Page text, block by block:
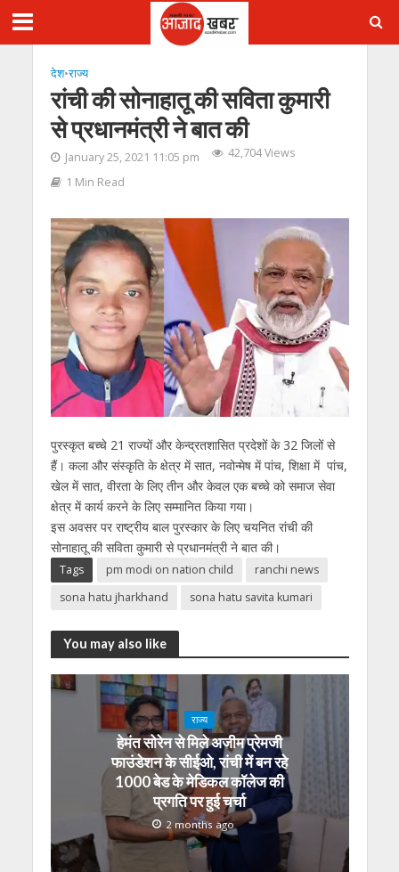
देश•राज्य
रांची की सोनाहातू की सविता कुमारी
से प्रधानमंत्री ने बात की
January 25, 2021 11:05 pm
42,704 Views
1 Min Read
पुरस्कृत बच्चे 21 राज्यों और केन्द्रतशासित प्रदेशों के 32 जिलों से
हैं। कला और संस्कृति के क्षेत्र में सात, नवोन्मेष में पांच, शिक्षा में पांच,
खेल में सात, वीरता के लिए तीन और केवल एक बच्चे को समाज सेवा
क्षेत्र में कार्य करने के लिए सम्मानित किया गया।
इस अवसर पर राष्ट्रीय बाल पुरस्कार के लिए चयनित रांची की
सोनाहातू की सविता कुमारी से प्रधानमंत्री ने बात की।
Tags pm modi on nation child
ranchi news
sona hatu jharkhand
sona hatu savita kumari
You may also like
राज्य
हेमंत सोरेन से मिले अजीम प्रेमजी
फाउंडेशन के सीईओ, रांची में बन रहे
1000 बेड के मेडिकल कॉलेज की
प्रगति पर हुई चर्चा
2 months ago